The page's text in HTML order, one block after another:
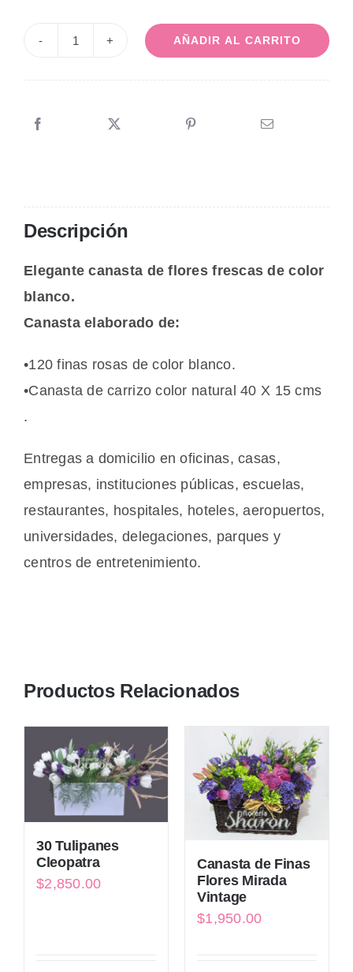
era:
$1,700.00.
es:
$1,550.00.
rosas
AÑADIR AL CARRITO
Descripción
Elegante canasta de flores frescas de color
blanco.
Canasta elaborado de:
•120 finas rosas de color blanco.
•Canasta de carrizo color natural 40 X 15 cms
.
Entregas a domicilio en oficinas, casas,
empresas, instituciones públicas, escuelas,
restaurantes, hospitales, hoteles, aeropuertos,
universidades, delegaciones, parques y
centros de entretenimiento.
Productos Relacionados
30 Tulipanes
Cleopatra
$2,850.00
Canasta de Finas
Flores Mirada
Vintage
$1,950.00